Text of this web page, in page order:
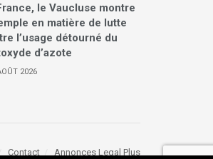
le Vaucluse montre
en matière de lutte
l’usage détourné du
d’azote
2026
Contact Annonces Legal Plus